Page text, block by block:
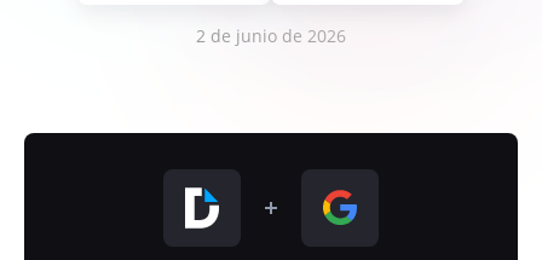
2 de junio de 2026